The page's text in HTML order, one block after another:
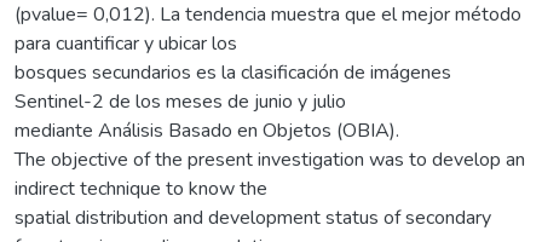
(pvalue= 0,012). La tendencia muestra que el mejor método
para cuantificar y ubicar los
bosques secundarios es la clasificación de imágenes
Sentinel-2 de los meses de junio y julio
mediante Análisis Basado en Objetos (OBIA).
The objective of the present investigation was to develop an
indirect technique to know the
spatial distribution and development status of secondary